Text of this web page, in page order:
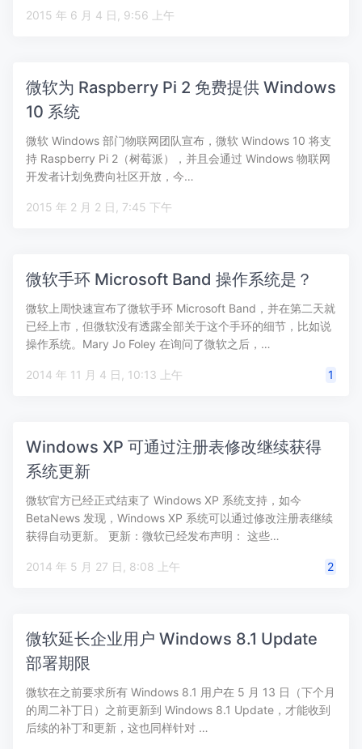
2015 年 6 月 4 日, 9:56 上午
微软为 Raspberry Pi 2 免费提供 Windows
10 系统
微软 Windows 部门物联网团队宣布，微软 Windows 10 将支
持 Raspberry Pi 2（树莓派），并且会通过 Windows 物联网
开发者计划免费向社区开放，今…
2015 年 2 月 2 日, 7:45 下午
微软手环 Microsoft Band 操作系统是？
微软上周快速宣布了微软手环 Microsoft Band，并在第二天就
已经上市，但微软没有透露全部关于这个手环的细节，比如说
操作系统。Mary Jo Foley 在询问了微软之后，…
2014 年 11 月 4 日, 10:13 上午 1
Windows XP 可通过注册表修改继续获得
系统更新
微软官方已经正式结束了 Windows XP 系统支持，如今
BetaNews 发现，Windows XP 系统可以通过修改注册表继续
获得自动更新。 更新：微软已经发布声明： 这些…
2014 年 5 月 27 日, 8:08 上午 2
微软延长企业用户 Windows 8.1 Update
部署期限
微软在之前要求所有 Windows 8.1 用户在 5 月 13 日（下个月
的周二补丁日）之前更新到 Windows 8.1 Update，才能收到
后续的补丁和更新，这也同样针对 …